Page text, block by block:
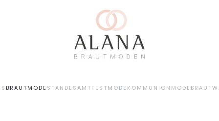
BRAUTMODE STANDESAMTFESTMODE KOMMUNIONMODE